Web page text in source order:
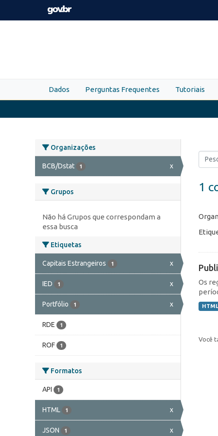
Skip to main content
Dados Perguntas Frequentes Tutoriais
Organizações
BCB/Dstat 1 x
Grupos
Não há Grupos que correspondam a
essa busca
Etiquetas
Capitais Estrangeiros 1 x
IED 1 x
Portfólio 1 x
RDE 1
ROF 1
Formatos
API 1
HTML 1 x
JSON 1 x
1
Os
HTML
Você